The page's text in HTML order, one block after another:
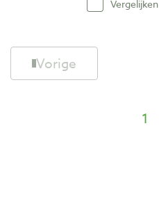
Vergelijken
Vorige
1